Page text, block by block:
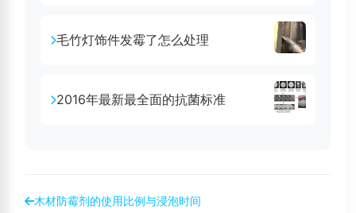
毛竹灯饰件发霉了怎么处理
2016年最新最全面的抗菌标准
木材防霉剂的使用比例与浸泡时间